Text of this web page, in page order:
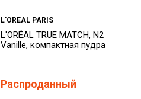
L'OREAL PARIS
L'ORÉAL TRUE MATCH, N2
Vanille, компактная пудра
Распроданный